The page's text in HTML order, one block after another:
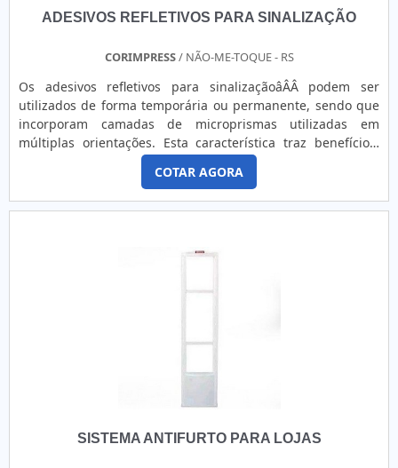
ADESIVOS REFLETIVOS PARA SINALIZAÇÃO
CORIMPRESS/ NÃO-ME-TOQUE - RS
Os adesivos refletivos para sinalizaçãoâÂÂ podem ser
utilizados de forma temporária ou permanente, sendo que
incorporam camadas de microprismas utilizadas em
múltiplas orientações. Esta característica traz benefícios,
por exemplo, aos usuários das vias, proporcionando a
confiança de que todos sinais irão garantir uma eficiência e
segurança visual uniforme.o produto oferece diversas
aplicaçõesO produto se apresenta como uma boa solução
diversas cores, formatos, espessuras e tamanhos. Sendo
estabelecer comunicação com o público, tal como aplicar
é muito utilizado para:Placas de sinalização;Comunicação
de um espaço físico de 1.000m² e atua principalmente junto
resinados, painéis de policarbonato, plaquetas de
COTAR AGORA
SISTEMA ANTIFURTO PARA LOJAS